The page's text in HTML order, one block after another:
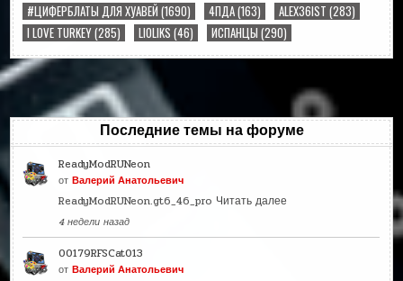
#ЦИФЕРБЛАТЫ ДЛЯ ХУАВЕЙ (1690) 4ПДА(163) ALEX36IST (283)
I LOVE TURKEY(285) LIOLIKS (46) ИСПАНЦЫ (290)
Последние темы на форуме
ReadyModRUNeon
отВалерий Анатольевич
ReadyModRUNeon.gt6_46_pro Читать далее
4 недели назад
00179RFSCat013
отВалерий Анатольевич